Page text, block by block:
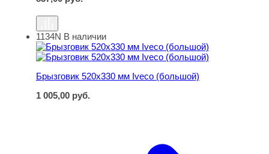
Брызговик 520х330 мм Iveco (большой)
1134N В наличии
Брызговик 520х330 мм Iveco (большой)
1 005,00 руб.